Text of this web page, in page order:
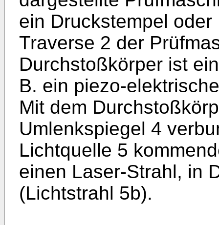
ein Druckstempel
Traverse 2 der
Durchstoßkörper ist
B. ein piezo-
Mit dem
Umlenkspiegel 4
Lichtquelle 5
einen Laser-Strahl, in
(Lichtstrahl 5b).